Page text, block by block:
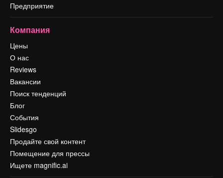
Предприятие
Компания
Цены
О нас
Reviews
Вакансии
Поиск тенденций
Блог
События
Slidesgo
Продайте свой контент
Помещение для прессы
Ищете magnific.ai